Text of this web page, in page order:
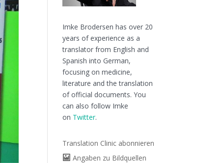
Imke Brodersen has over 20
years of experience as a
translator from English and
Spanish into German,
focusing on medicine,
literature and the translation
of official documents. You
can also follow Imke
on Twitter.
Translation Clinic abonnieren
Angaben zu Bildquellen